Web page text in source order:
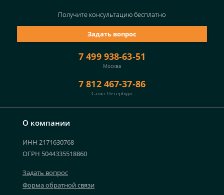
О компании
ИНН 2171630768
ОГРН 5044335518860
Задать вопрос
Форма обратной связи
7 499 938-63-51
Москва
7 812 467-37-86
Санкт-Петербург
Задать вопрос
Получите консультациюбесплатно